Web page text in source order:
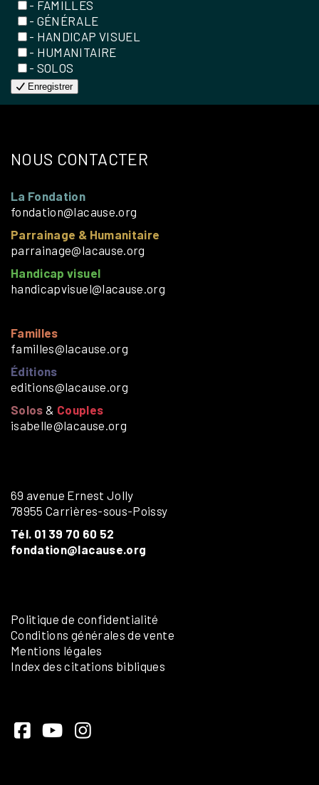
- FAMILLES
- GÉNÉRALE
- HANDICAP VISUEL
- HUMANITAIRE
- SOLOS
Enregistrer
NOUS CONTACTER
La Fondation
fondation@lacause.org
Parrainage & Humanitaire
parrainage@lacause.org
Handicap visuel
handicapvisuel@lacause.org
Familles
familles@lacause.org
Éditions
editions@lacause.org
Solos & Couples
isabelle@lacause.org
69 avenue Ernest Jolly
78955 Carrières-sous-Poissy
Tél. 01 39 70 60 52
fondation@lacause.org
Politique de confidentialité
Conditions générales de vente
Mentions légales
Index des citations bibliques